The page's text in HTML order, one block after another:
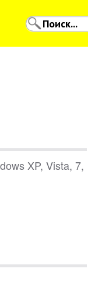
XP, Vista, 7,